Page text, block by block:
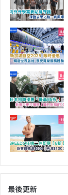
最後更新